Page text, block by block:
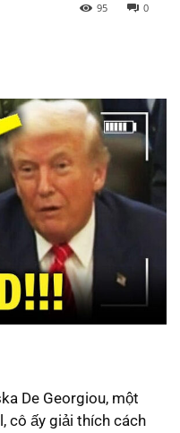
0
95
De Georgiou, một
cô ấy giải thích cách